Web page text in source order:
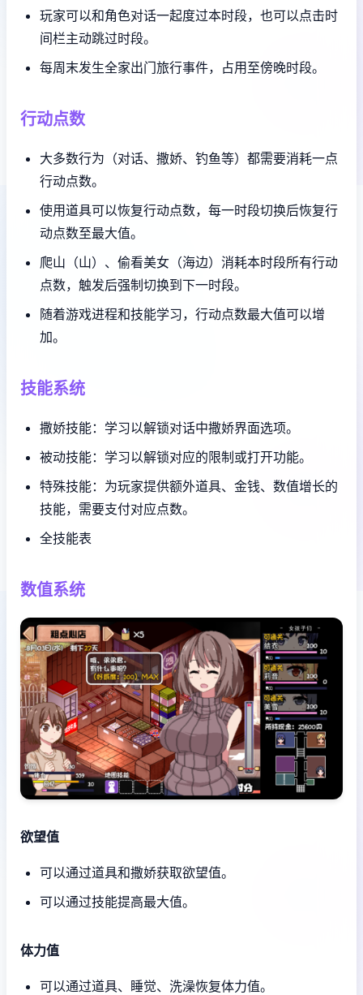
玩家可以和角色对话一起度过本时段，也可以点击时
间栏主动跳过时段。
每周末发生全家出门旅行事件，占用至傍晚时段。
行动点数
大多数行为（对话、撒娇、钓鱼等）都需要消耗一点
行动点数。
使用道具可以恢复行动点数，每一时段切换后恢复行
动点数至最大值。
爬山（山）、偷看美女（海边）消耗本时段所有行动
点数，触发后强制切换到下一时段。
随着游戏进程和技能学习，行动点数最大值可以增
加。
技能系统
撒娇技能：学习以解锁对话中撒娇界面选项。
被动技能：学习以解锁对应的限制或打开功能。
特殊技能：为玩家提供额外道具、金钱、数值增长的
技能，需要支付对应点数。
全技能表
数值系统
欲望值
可以通过道具和撒娇获取欲望值。
可以通过技能提高最大值。
体力值
可以通过道具、睡觉、洗澡恢复体力值。